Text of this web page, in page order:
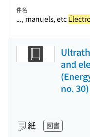
件名
..., manuels, etc
and
no. 30)
紙 図書